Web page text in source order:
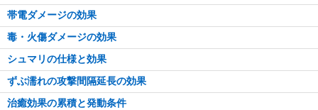
帯電ダメージの効果
毒・火傷ダメージの効果
シュマリの仕様と効果
ずぶ濡れの攻撃間隔延長の効果
治癒効果の累積と発動条件